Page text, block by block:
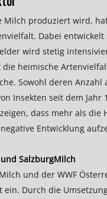
Milch produziert wird,
Dabei
wird stetig
heimische
Sowohl deren
Insekten seit dem
dass mehr als
Entwicklung
SalzburgMilch
und der WWF
ein. Durch die